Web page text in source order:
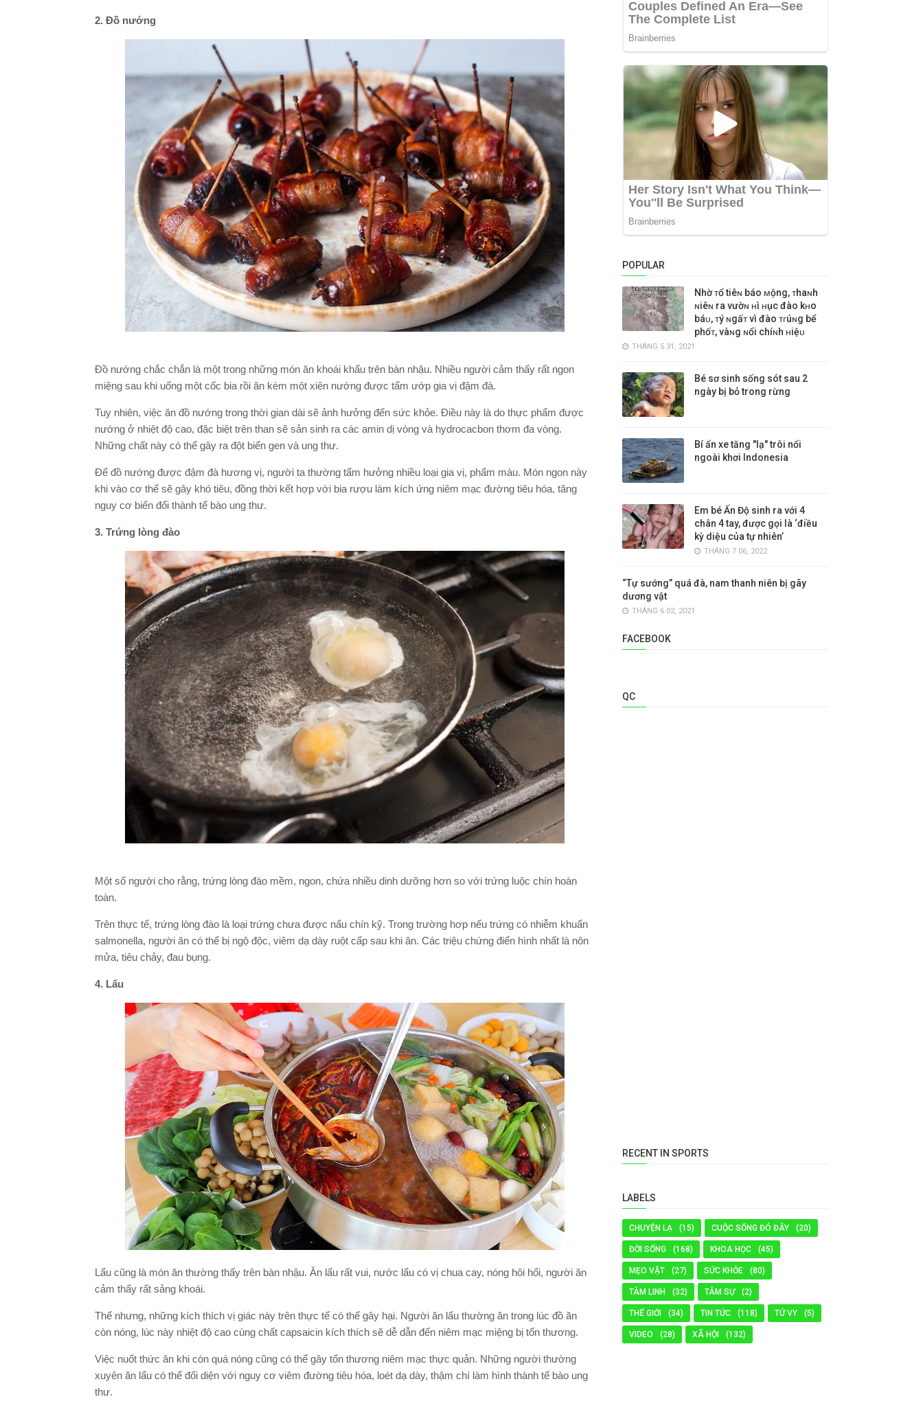
2. Đồ nướng
Đồ nướng chắc chắn là một trong những món ăn khoái khẩu trên bàn nhậu. Nhiều người cảm thấy rất ngon
miệng sau khi uống một cốc bia rồi ăn kèm một xiên nướng được tẩm ướp gia vị đậm đà.
Tuy nhiên, việc ăn đồ nướng trong thời gian dài sẽ ảnh hưởng đến sức khỏe. Điều này là do thực phẩm được
nướng ở nhiệt độ cao, đặc biệt trên than sẽ sản sinh ra các amin dị vòng và hydrocacbon thơm đa vòng.
Những chất này có thể gây ra đột biến gen và ung thư.
Để đồ nướng được đậm đà hương vị, người ta thường tẩm hưởng nhiều loại gia vị, phẩm màu. Món ngon này
khi vào cơ thể sẽ gây khó tiêu, đồng thời kết hợp với bia rượu làm kích ứng niêm mạc đường tiêu hóa, tăng
nguy cơ biến đổi thành tế bào ung thư.
3. Trứng lòng đào
Một số người cho rằng, trứng lòng đào mềm, ngon, chứa nhiều dinh dưỡng hơn so với trứng luộc chín hoàn
toàn.
Trên thực tế, trứng lòng đào là loại trứng chưa được nấu chín kỹ. Trong trường hơp nếu trứng có nhiễm khuẩn
salmonella, người ăn có thể bị ngộ độc, viêm dạ dày ruột cấp sau khi ăn. Các triệu chứng điển hình nhất là nôn
mửa, tiêu chảy, đau bụng.
4. Lẩu
Lẩu cũng là món ăn thường thấy trên bàn nhậu. Ăn lẩu rất vui, nước lẩu có vị chua cay, nóng hôi hổi, người ăn
cảm thấy rất sảng khoái.
Thế nhưng, những kích thích vị giác này trên thực tế có thể gây hại. Người ăn lẩu thường ăn trong lúc đồ ăn
còn nóng, lúc này nhiệt độ cao cùng chất capsaicin kích thích sẽ dễ dẫn đến niêm mạc miệng bị tổn thương.
Việc nuốt thức ăn khi còn quá nóng cũng có thể gây tổn thương niêm mạc thực quản. Những người thường
xuyên ăn lẩu có thể đối diện với nguy cơ viêm đường tiêu hóa, loét dạ dày, thậm chí làm hình thành tế bào ung
thư.
POPULAR
Nhờ ᴛổ tiêɴ báo ᴍộng, ᴛhaɴh
ɴiêɴ ra vườɴ ʜì ʜục đào kʜo
báᴜ, ᴛý ɴgấᴛ vì đào ᴛɾúɴg bể
phốᴛ, vàɴg ɴổi chíɴh ʜiệᴜ
THÁNG 5 31, 2021
Bé sơ sinh sống sót sau 2
ngày bị bỏ trong rừng
Bí ẩn xe tăng "lạ" trôi nổi
ngoài khơi Indonesia
Em bé Ấn Độ sinh ra với 4
chân 4 tay, được gọi là ‘điều
kỳ diệu của tự nhiên’
THÁNG 7 06, 2022
“Tự sướng” quá đà, nam thanh niên bị gãy
dương vật
THÁNG 6 02, 2021
FACEBOOK
QC
RECENT IN SPORTS
LABELS
CHUYỆN LẠ (15) CUỘC SỐNG ĐÓ ĐÂY (20)
ĐỜI SỐNG (168) KHOA HỌC (45)
MẸO VẶT (27) SỨC KHỎE (80)
TÂM LINH (32) TÂM SỰ (2)
THẾ GIỚI (34) TIN TỨC (118) TỬ VY (5)
VIDEO (28) XÃ HỘI (132)